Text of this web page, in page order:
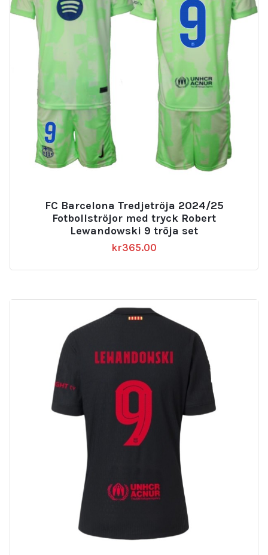
FC Barcelona Tredjetröja 2024/25
Fotbollströjor med tryck Robert
Lewandowski 9 tröja set
kr365.00